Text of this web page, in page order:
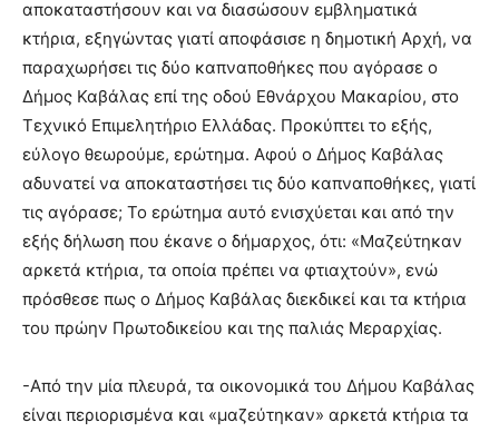
αποκαταστήσουν και να διασώσουν εμβληματικά
κτήρια, εξηγώντας γιατί αποφάσισε η δημοτική Αρχή, να
παραχωρήσει τις δύο καπναποθήκες που αγόρασε ο
Δήμος Καβάλας επί της οδού Εθνάρχου Μακαρίου, στο
Τεχνικό Επιμελητήριο Ελλάδας. Προκύπτει το εξής,
εύλογο θεωρούμε, ερώτημα. Αφού ο Δήμος Καβάλας
αδυνατεί να αποκαταστήσει τις δύο καπναποθήκες, γιατί
τις αγόρασε; Το ερώτημα αυτό ενισχύεται και από την
εξής δήλωση που έκανε ο δήμαρχος, ότι: «Μαζεύτηκαν
αρκετά κτήρια, τα οποία πρέπει να φτιαχτούν», ενώ
πρόσθεσε πως ο Δήμος Καβάλας διεκδικεί και τα κτήρια
του πρώην Πρωτοδικείου και της παλιάς Μεραρχίας.
-Από την μία πλευρά, τα οικονομικά του Δήμου Καβάλας
είναι περιορισμένα και «μαζεύτηκαν» αρκετά κτήρια τα